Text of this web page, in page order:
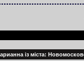
із міста: